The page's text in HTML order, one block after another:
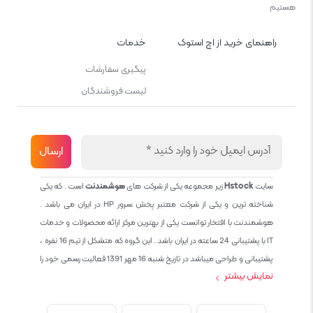
هستیم
راهنمای خرید از اچ استوک خدمات
پیگیری سفارشات
لیست فروشندگان
سایتHstockزیر مجموعه یکی از شرکت هایهوشمندنتاست . که یکی
شناخته ترین و یکی از شرکت معتبر پخش سرور HP در ایران می باشد .
هوشمندنت با افتخار توانست یکی از بهترین مرکز ارائه محصولات و خدمات
IT با پشتیبانی 24 ساعته در ایران باشد . این گروه که متشکل از تیم 16 نفره ،
پشتیبانی و طراحی میباشد در تاریخ شنبه 16 مهر 1391 فعالیت رسمی خود را
نمایش بیشتر